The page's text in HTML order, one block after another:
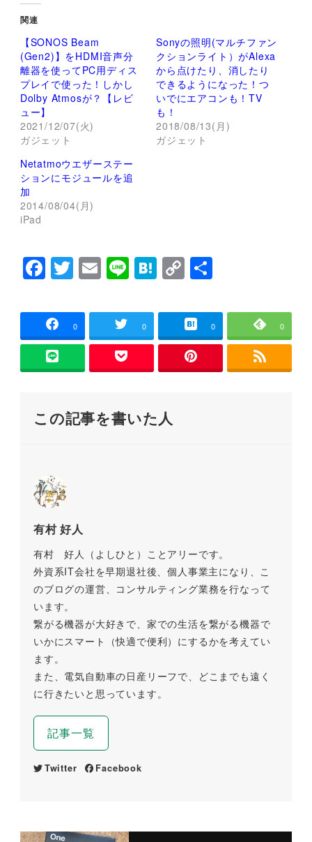
し
て
T
i
t
t
e
r
で
共
(
新
し
い
ィ
ン
ド
開
き
ま
で
共
有
す
る
に
は
ッ
し
く
だ
さ
新
ド
ウ
で
す
関連
【SONOS Beam
(Gen2)】をHDMI音声分
離器を使ってPC用ディス
プレイで使った！しかし
Dolby Atmosが？【レビ
ュー】
2021/12/07(火)
ガジェット
Sonyの照明(マルチファン
クションライト）がAlexa
から点けたり、消したり
できるようになった！つ
いでにエアコンも！TV
も！
2018/08/13(月)
ガジェット
Netatmoウエザーステー
ションにモジュールを追
加
2014/08/04(月)
iPad
F
a
c
e
b
o
k
T
wi
tt
er
E
m
ai
l
Li
n
e
H
at
e
n
C
o
p
y
Li
n
共
0 0 0 0
この記事を書いた人
有村 好人
有村 好人（よしひと）ことアリーです。
外資系IT会社を早期退社後、個人事業主になり、こ
のブログの運営、コンサルティング業務を行なって
います。
繋がる機器が大好きで、家での生活を繋がる機器で
いかにスマート（快適で便利）にするかを考えてい
ます。
また、電気自動車の日産リーフで、どこまでも遠く
に行きたいと思っています。
記事一覧
Twitter Facebook